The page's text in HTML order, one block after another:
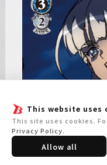
This website uses
This site uses cookies.
Privacy Policy.
Allow all